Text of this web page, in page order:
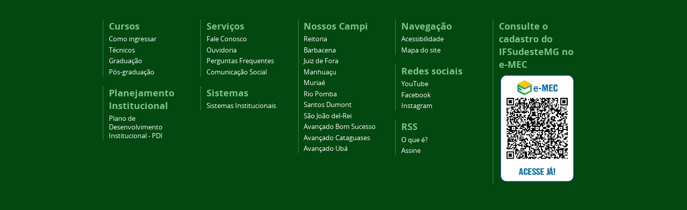
Cursos
Como ingressar
Técnicos
Graduação
Pós-graduação
Planejamento
Institucional
Plano de
Desenvolvimento
Institucional - PDI
Serviços
Fale Conosco
Ouvidoria
Perguntas Frequentes
Comunicação Social
Sistemas
Sistemas Institucionais
Nossos Campi
Reitoria
Barbacena
Juiz de Fora
Manhuaçu
Muriaé
Rio Pomba
Santos Dumont
São João del-Rei
Avançado Bom Sucesso
Avançado Cataguases
Avançado Ubá
Navegação
Acessibilidade
Mapa do site
Redes sociais
YouTube
Facebook
Instagram
RSS
O que é?
Assine
Consulte o
cadastro do
IFSudesteMG no
e-MEC